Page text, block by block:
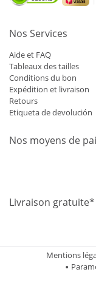
Nos Services
Aide et FAQ
Tableaux des tailles
Conditions du bon
Expédition et livraison
Retours
Etiqueta de devolución
Nos moyens de
Livraison
Mentions